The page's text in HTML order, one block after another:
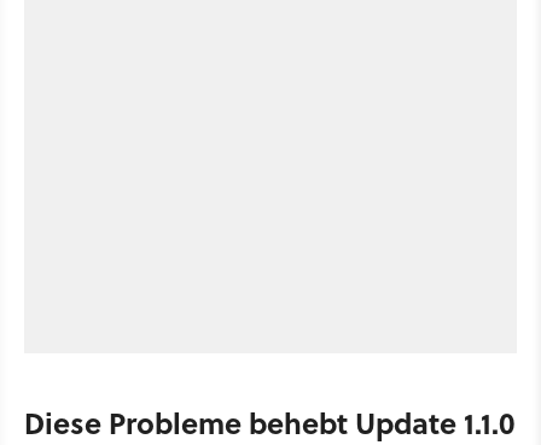
Diese Probleme behebt Update 1.1.0